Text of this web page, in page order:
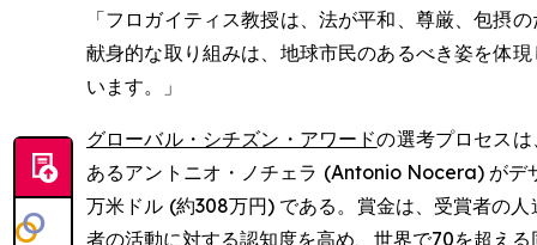
「フロガイティス教授は、法が平和、尊厳、包摂
献身的な取り組みは、地球市民のあるべき姿を体
います。」
グローバル・シチズン・アワードの選考プロセス
あるアントニオ・ノチェラ (Antonio Nocera) がデ
万米ドル (約308万円) である。賞金は、受賞者の
者の活動に対する認知度を高め、世界で70を超え